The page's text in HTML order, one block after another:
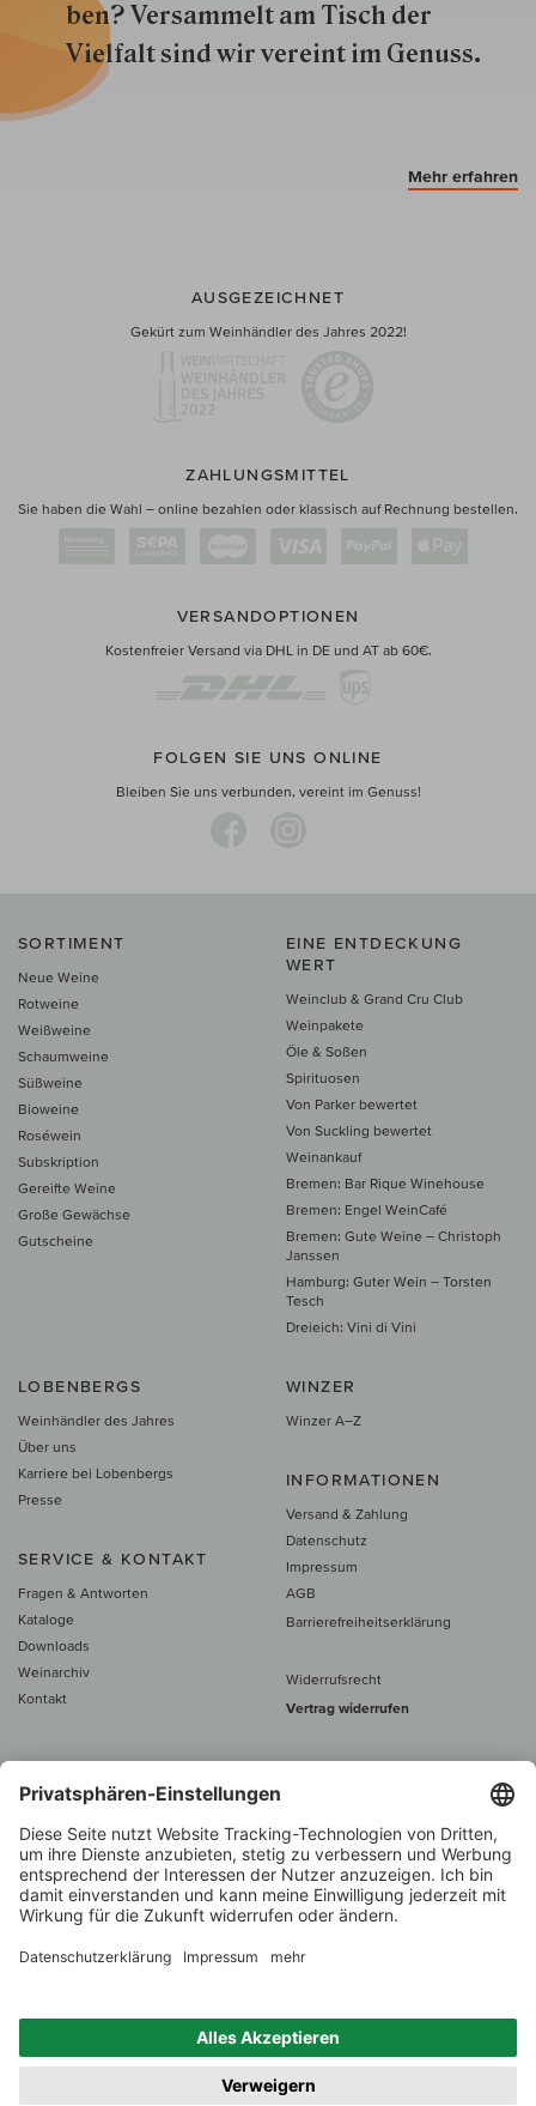
ben? Versammelt am Tisch der
Vielfalt sind wir ver­eint im Genuss.
Mehr erfahren
AUSGEZEICHNET
Gekürt zum Weinhändler des Jahres 2022!
ZAHLUNGSMITTEL
Sie haben die Wahl – online bezahlen oder klassisch auf Rechnung bestellen.
VERSANDOPTIONEN
Kostenfreier Versand via DHL in DE und AT ab 60€.
FOLGEN SIE UNS ONLINE
Bleiben Sie uns verbunden, vereint im Genuss!
SORTIMENT
Neue Weine
Rotweine
Weißweine
Schaumweine
Süßweine
Bioweine
Roséwein
Subskription
Gereifte Weine
Große Gewächse
Gutscheine
EINE ENTDECKUNG
WERT
Weinclub & Grand Cru Club
Weinpakete
Öle & Soßen
Spirituosen
Von Parker bewertet
Von Suckling bewertet
Weinankauf
Bremen: Bar Rique Winehouse
Bremen: Engel WeinCafé
Bremen: Gute Weine – Christoph
Janssen
Hamburg: Guter Wein – Torsten
Tesch
Dreieich: Vini di Vini
LOBENBERGS
Weinhändler des Jahres
Über uns
Karriere bei Lobenbergs
Presse
SERVICE & KONTAKT
Fragen & Antworten
Kataloge
Downloads
Weinarchiv
Kontakt
WINZER
Winzer A–Z
INFORMATIONEN
Versand & Zahlung
Datenschutz
Impressum
AGB
Barrierefreiheitserklärung
Widerrufsrecht
Vertrag widerrufen
Alle Preise inkl. MwSt., zzgl. 5 €
60 € versand­kosten­
Beratung unter
1.000 Winzer –
Weinhändler
des Jahres 2022
Zurück